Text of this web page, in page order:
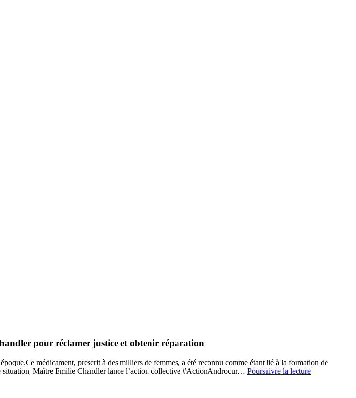
pour réclamer justice et obtenir réparation
Ce médicament, prescrit à des milliers de femmes, a été reconnu comme étant lié à la formation de
situation, Maître Emilie Chandler lance l’action collective #ActionAndrocur… Poursuivre la lecture